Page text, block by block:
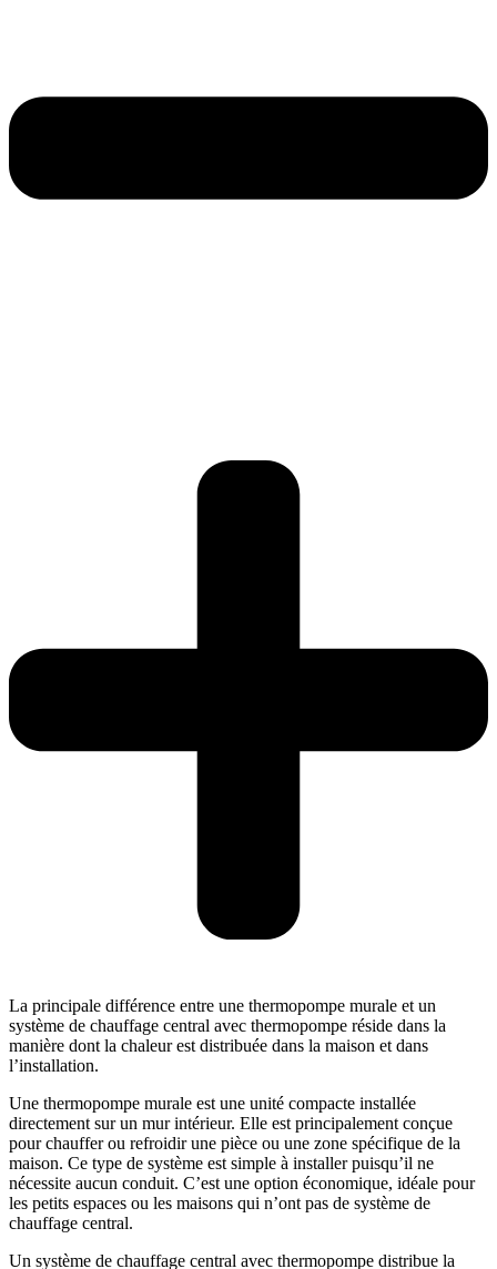
La principale différence entre une thermopompe murale et un
système de chauffage central avec thermopompe réside dans la
manière dont la chaleur est distribuée dans la maison et dans
l’installation.
Une thermopompe murale est une unité compacte installée
directement sur un mur intérieur. Elle est principalement conçue
pour chauffer ou refroidir une pièce ou une zone spécifique de la
maison. Ce type de système est simple à installer puisqu’il ne
nécessite aucun conduit. C’est une option économique, idéale pour
les petits espaces ou les maisons qui n’ont pas de système de
chauffage central.
Un système de chauffage central avec thermopompe distribue la